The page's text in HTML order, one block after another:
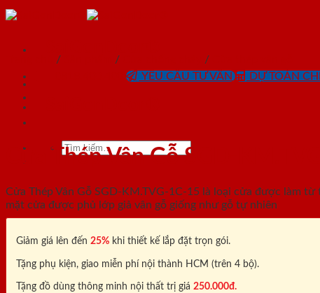
Skip
YÊU CẦU TƯ VẤN DỰ TOÁN
Tìm
/ / /
Cửa Thép Vân Gỗ SGD-
Cửa Thép Vân Gỗ SGD-KM.TVG-1C-15 là loại cửa được làm
mặt cửa được phủ lớp giả vân gỗ giống như gỗ tự nhiên
Giảm giá lên đến 25% khi thiết kế lắp đặt trọn gói.
Tặng phụ kiện, giao miễn phí nội thành HCM (trên 4 bộ).
Tặng đồ dùng thông minh nội thất trị giá 250.000đ.